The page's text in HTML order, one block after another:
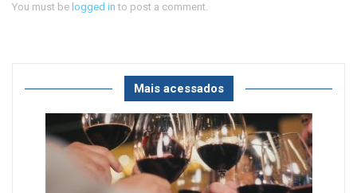
You must be logged in to post a comment.
Mais acessados